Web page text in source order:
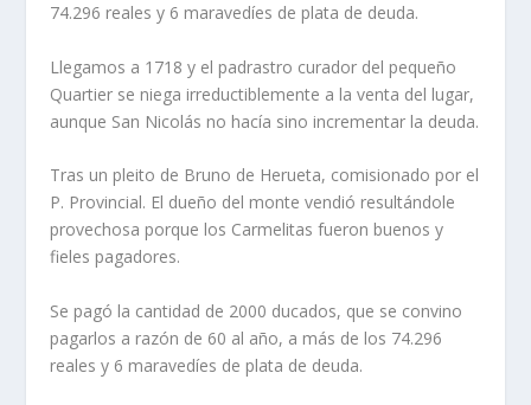
74.296 reales y 6 maravedí­es de plata de deuda.
Llegamos a 1718 y el padrastro curador del pequeño
Quartier se niega irreductiblemente a la venta del lugar,
aunque San Nicolás no hací­a sino incrementar la deuda.
Tras un pleito de Bruno de Herueta, comisionado por el
P. Provincial. El dueño del monte vendió resul­tándole
provechosa porque los Carmelitas fueron buenos y
fieles pagadores.
Se pagó la cantidad de 2000 ducados, que se convino
pagarlos a razón de 60 al año, a más de los 74.296
reales y 6 maravedí­es de plata de deuda.